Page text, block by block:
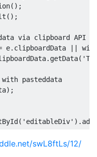
();
();
via clipboard API
e. clipboardData ||
. getData(
pasteddata
);
( 'editableDiv' ).
swL8ftLs/12/